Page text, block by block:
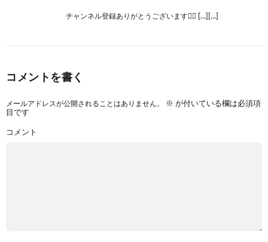
チャンネル登録ありがとうございます🙇‍♂ […][…]
コメントを書く
メールアドレスが公開されることはありません。 ※ が付いている欄は必須項
目です
コメント